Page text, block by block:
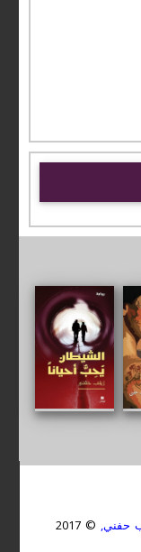
حفني, © 2017